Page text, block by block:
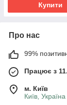
Купити
Про нас
99%
Працює з
м. Київ
Київ, Україна